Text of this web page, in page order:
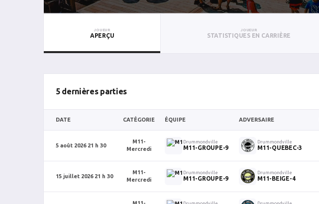
JOUEUR
APERÇU
JOUEUR
STATISTIQUES EN CARRIÈRE
5 dernières parties
DATE CATÉGORIE ÉQUIPE ADVERSAIRE
5 août 2026 21 h 30
M11-
Mercredi
Drummondville
M11-GROUPE-9
Drummondville
M11-QUEBEC-3
15 juillet 2026 21 h 30
M11-
Mercredi
Drummondville
M11-GROUPE-9
Drummondville
M11-BEIGE-4
M11-